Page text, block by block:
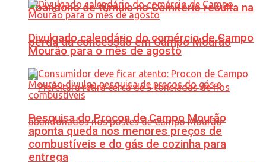
Abandono de túmulo no Cemitério resulta na
perda da concessão em Campo Mourão
Divulgado calendário do comércio de Campo
Mourão para o mês de agosto
Pesquisa do Procon de Campo Mourão
aponta queda nos menores preços de
combustíveis e do gás de cozinha para
entrega